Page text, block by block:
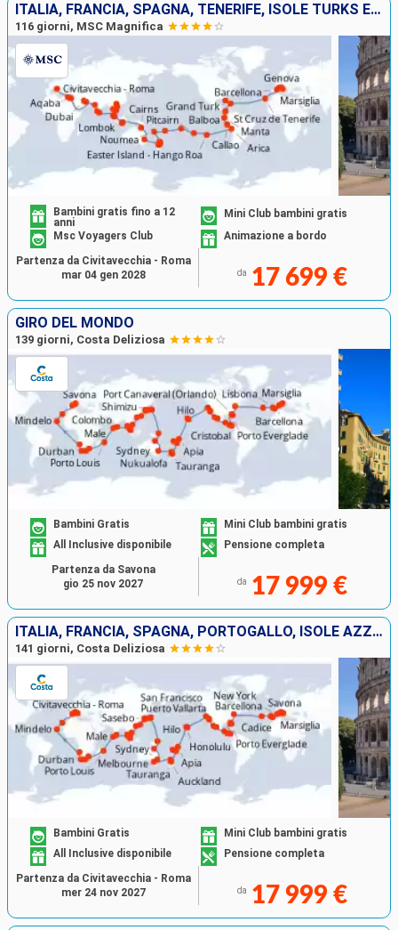
ITALIA, FRANCIA, SPAGNA, TENERIFE, ISOLE TURKS E CAICOS, BAHAMAS, PANAMA, EQUATORE, PERÙ, CILE, REGNO UNITO, TONGA, NUOVA CALEDONIA, NUOVA ZELANDA, AUSTRALIA, INDONESIA, VIETNAM, THAILANDIA, CAMBOGIA,
116 giorni, MSC Magnifica
Bambini gratis fino a 12
anni
Mini Club bambini gratis
Msc Voyagers Club
Animazione a bordo
da 17 699 €
Partenza da Civitavecchia - Roma
mar 04 gen 2028
GIRO DEL MONDO
139 giorni, Costa Deliziosa
Bambini Gratis
Mini Club bambini gratis
All Inclusive disponibile
Pensione completa
da 17 999 €
Partenza da Savona
gio 25 nov 2027
ITALIA, FRANCIA, SPAGNA, PORTOGALLO, ISOLE AZZORRE, STATI UNITI, FLORIDA (USA), PANAMA, STATI UNITI, HAWAI, NUOVA ZELANDA, AUSTRALIA, GIAPPONE, MALESIA, SUD AFRICA
141 giorni, Costa Deliziosa
Bambini Gratis
Mini Club bambini gratis
All Inclusive disponibile
Pensione completa
da 17 999 €
Partenza da Civitavecchia - Roma
mer 24 nov 2027